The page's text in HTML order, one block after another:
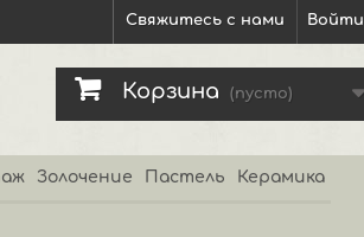
Войти
Свяжитесь с нами
Корзина (пусто)
Золочение Пастель Керамика